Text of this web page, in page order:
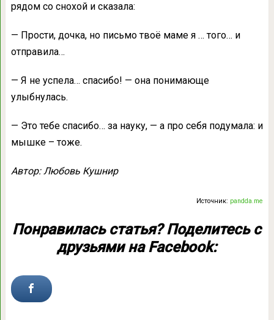
рядом со снохой и сказала:
— Прости, дочка, но письмо твоё маме я … того… и
отправила…
— Я не успела… спасибо! — она понимающе
улыбнулась.
— Это тебе спасибо… за науку, — а про себя подумала: и
мышке – тоже.
Автор: Любовь Кушнир
Источник: pandda.me
Понравилась статья? Поделитесь с
друзьями на Facebook: